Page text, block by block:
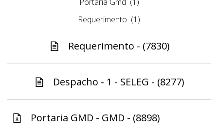
Requerimento (1)
Requerimento - (7830)
Despacho - 1 - SELEG - (8277)
Portaria GMD - GMD - (8898)